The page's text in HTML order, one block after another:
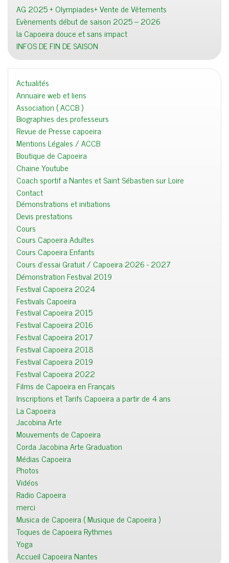
AG 2025 + Olympiades+ Vente de Vêtements
Evènements début de saison 2025 – 2026
la Capoeira douce et sans impact
INFOS DE FIN DE SAISON
Actualités
Annuaire web et liens
Association ( ACCB )
Biographies des professeurs
Revue de Presse capoeira
Mentions Légales / ACCB
Boutique de Capoeira
Chaine Youtube
Coach sportif a Nantes et Saint Sébastien sur Loire
Contact
Démonstrations et initiations
Devis prestations
Cours
Cours Capoeira Adultes
Cours Capoeira Enfants
Cours d'essai Gratuit / Capoeira 2026 - 2027
Démonstration Festival 2019
Festival Capoeira 2024
Festivals Capoeira
Festival Capoeira 2015
Festival Capoeira 2016
Festival Capoeira 2017
Festival Capoeira 2018
Festival Capoeira 2019
Festival Capoeira 2022
Films de Capoeira en Français
Inscriptions et Tarifs Capoeira a partir de 4 ans
La Capoeira
Jacobina Arte
Mouvements de Capoeira
Corda Jacobina Arte Graduation
Médias Capoeira
Photos
Vidéos
Radio Capoeira
merci
Musica de Capoeira ( Musique de Capoeira )
Toques de Capoeira Rythmes
Yoga
Accueil Capoeira Nantes